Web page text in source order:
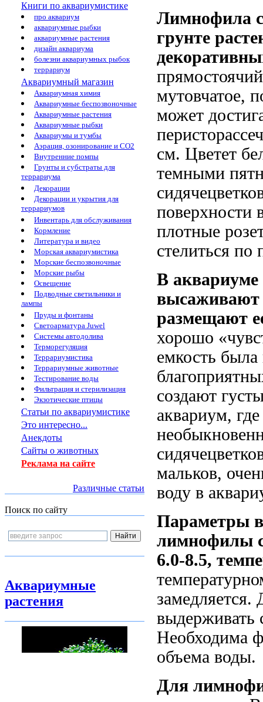
Книги по аквариумистике
про аквариум
аквариумные рыбки
аквариумные растения
дизайн аквариума
болезни аквариумных рыбок
террариум
Аквариумный магазин
Аквариумная химия
Аквариумные беспозвоночные
Аквариумные растения
Аквариумные рыбки
Аквариумы и тумбы
Аэрация, озонирование и CO2
Внутренние помпы
Грунты и субстраты для
террариума
Декорации
Декорации и укрытия для
террариумов
Инвентарь для обслуживания
Кормление
Литература и видео
Морская аквариумистика
Морские беспозвоночные
Морские рыбы
Освещение
Подводные светильники и
лампы
Пруды и фонтаны
Светоарматура Juwel
Системы автодолива
Терморегуляция
Террариумистика
Террариумные животные
Тестирование воды
Фильтрация и стерилизация
Экзотические птицы
Статьи по аквариумистике
Это интересно...
Анекдоты
Сайты о животных
Реклама на сайте
Различные статьи
Поиск по сайту
Аквариумные
растения
Лимнофила
грунте
мутовчатое,
может
см. Цветет
темными
поверхности
плотные
стелиться по
В аквариуме
высаживают
размещают
хорошо
емкость
создают
аквариум,
мальков,
воду в
Параметры
лимнофилы
6.0-8.5,
выдерживать
Необходима
объема воды.
Для